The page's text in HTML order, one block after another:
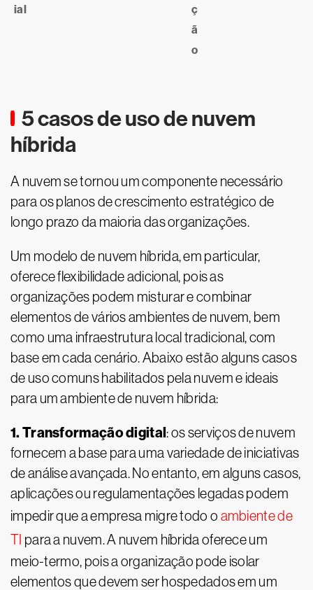
ial
ç
ã
o
5 casos de uso de nuvem
híbrida
A nuvem se tornou um componente necessário
para os planos de crescimento estratégico de
longo prazo da maioria das organizações.
Um modelo de nuvem híbrida, em particular,
oferece flexibilidade adicional, pois as
organizações podem misturar e combinar
elementos de vários ambientes de nuvem, bem
como uma infraestrutura local tradicional, com
base em cada cenário. Abaixo estão alguns casos
de uso comuns habilitados pela nuvem e ideais
para um ambiente de nuvem híbrida:
1. Transformação digital: os serviços de nuvem
fornecem a base para uma variedade de iniciativas
de análise avançada. No entanto, em alguns casos,
aplicações ou regulamentações legadas podem
impedir que a empresa migre todo o ambiente de
TI para a nuvem. A nuvem híbrida oferece um
meio-termo, pois a organização pode isolar
elementos que devem ser hospedados em um